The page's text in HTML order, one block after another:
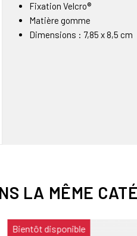
Fixation Velcro®
Matière gomme
Dimensions : 7,85 x 8,5 cm
LA MÊME
Bientôt disponible